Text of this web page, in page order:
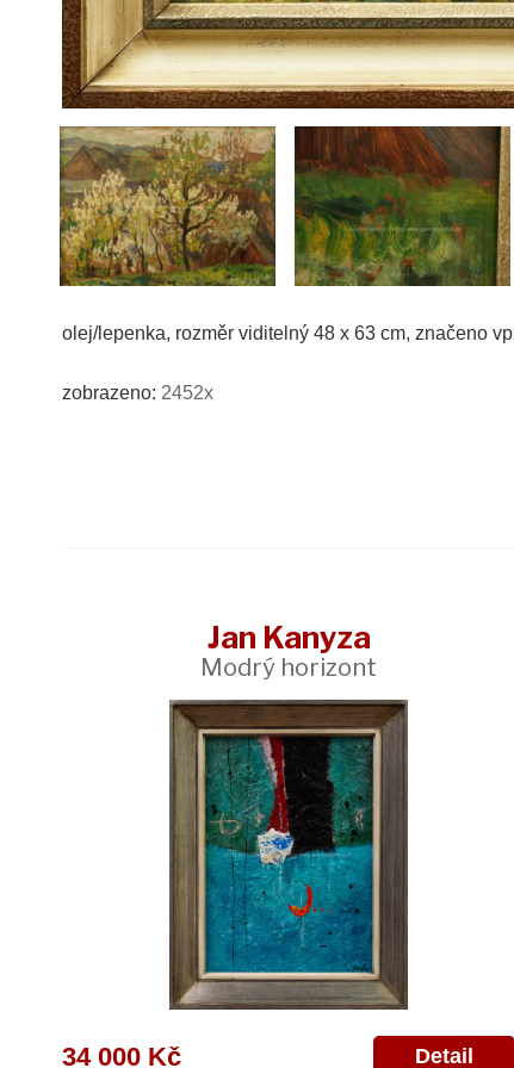
olej/lepenka, rozměr viditelný 48 x 63 cm, značeno
zobrazeno: 2452x
Jan Kanyza
Modrý horizont
34 000 Kč Detail